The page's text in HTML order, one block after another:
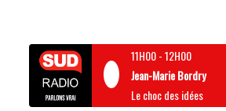
11H00-12H00
Jean-Marie Bordry
Le choc des idées